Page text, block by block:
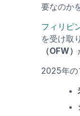
要なのか
フィリピ
を受け取
（OFW）
2025年の